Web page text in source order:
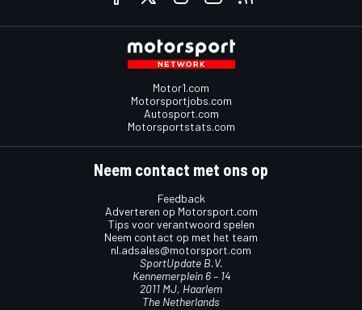
Motor1.com
Motorsportjobs.com
Autosport.com
Motorsportstats.com
Neem contact met ons op
Feedback
Adverteren op Motorsport.com
Tips voor verantwoord spelen
Neem contact op met het team
nl.adsales@motorsport.com
SportUpdate B.V.
Kennemerplein 6 – 14
2011 MJ, Haarlem
The Netherlands